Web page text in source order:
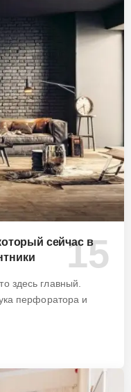
сейчас в
здесь главный.
перфоратора и